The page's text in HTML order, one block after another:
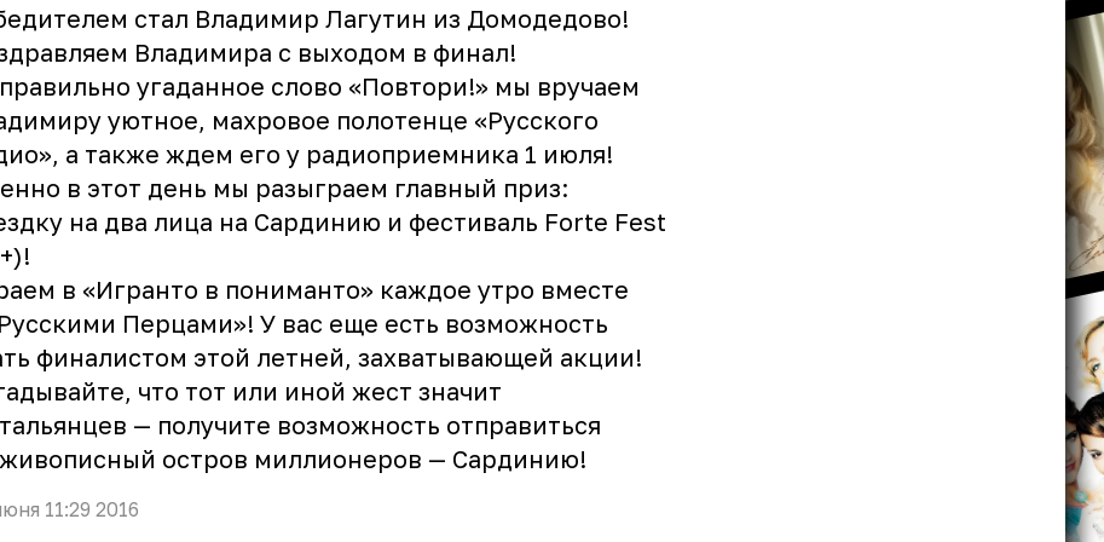
стал Владимир Лагутин из Домодедово!
Владимира с выходом в финал!
угаданное слово «Повтори!» мы вручаем
уютное, махровое полотенце «Русского
а также ждем его у радиоприемника 1 июля!
в этот день мы разыграем главный приз:
на два лица на Сардинию и фестиваль Forte Fest
в «Игранто в пониманто» каждое утро вместе
Перцами»! У вас еще есть возможность
финалистом этой летней, захватывающей акции!
что тот или иной жест значит
— получите возможность отправиться
остров миллионеров — Сардинию!
11:29 2016